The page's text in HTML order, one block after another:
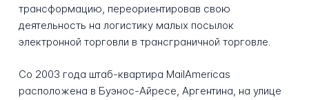
трансформацию, переориентировав свою
деятельность на логистику малых посылок
электронной торговли в трансграничной торговле.
Со 2003 года штаб-квартира MailAmericas
расположена в Буэнос-Айресе, Аргентина, на улице